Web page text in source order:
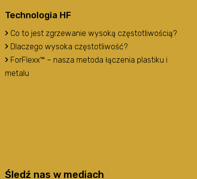
Technologia HF
Co to jest zgrzewanie wysoką częstotliwością?
Dlaczego wysoka częstotliwość?
ForFlexx™ – nasza metoda łączenia plastiku i
metalu
Śledź nas w mediach